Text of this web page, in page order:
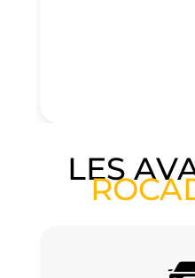
LES